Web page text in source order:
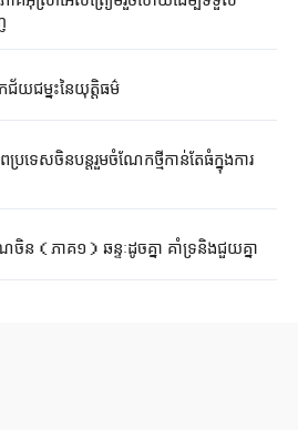
ជ័យជម្នះនៃយុត្តិធម៌
ទេសចិនបន្តរួមចំណែកថ្មីកាន់តែធំក្នុងការ
ន（ភាគ១）ឆន្ទៈដូចគ្នា គាំទ្រនិងជួយគ្នា